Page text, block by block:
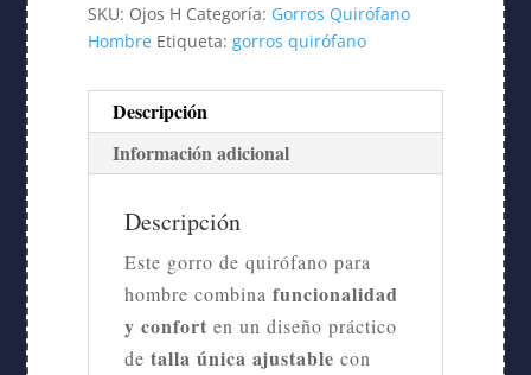
SKU: Ojos H Categoría: Gorros Quirófano
Hombre Etiqueta: gorros quirófano
Descripción
Información adicional
Descripción
Este gorro de quirófano para
hombre combina funcionalidad
y confort en un diseño práctico
de talla única ajustable con